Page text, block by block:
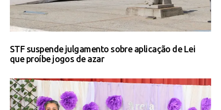
STF suspende julgamento sobre aplicação de Lei
que proíbe jogos de azar